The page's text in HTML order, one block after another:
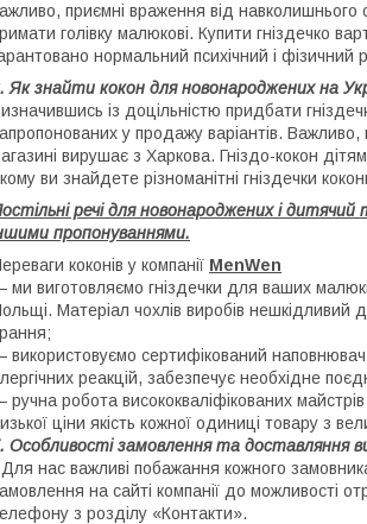
приємні враження від навколишнього
голівку малюкові. Купити гніздечко
нормальний психічний і фізичний
Як знайти кокон для новонароджених на
із доцільністю придбати
у продажу варіантів.
вирушає з Харкова. Гніздо-кокон
ви знайдете різноманітні гніздечки
речі для новонароджених і
пропонуваннями.
коконів у компанії MenWen
ми виготовляємо гніздечки для ваших
Матеріал чохлів виробів нешкідливий
використовуємо сертифікований
реакцій, забезпечує необхідне
ручна робота висококваліфікованих
ціни якість кожної одиниці товару з
Особливості замовлення та доставляння
нас важливі побажання кожного
на сайті компанії до можливості
з розділу «Контакти».